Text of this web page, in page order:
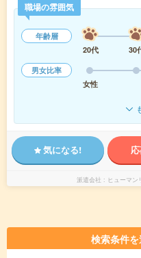
職場の雰囲気
年齢層
20代
30
男女比率
女性
気になる!
派遣会社 ヒューマ
検索条件